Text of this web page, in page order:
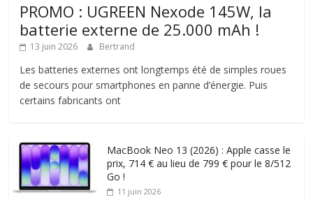
PROMO : UGREEN Nexode 145W, la
batterie externe de 25.000 mAh !
13 juin 2026 Bertrand
Les batteries externes ont longtemps été de simples roues
de secours pour smartphones en panne d’énergie. Puis
certains fabricants ont
MacBook Neo 13 (2026) : Apple casse le
prix, 714 € au lieu de 799 € pour le 8/512
Go !
11 juin 2026